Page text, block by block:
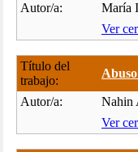
Autor/a:
María
Ver
Título del
trabajo:
Autor/a:
Nahin
Ver